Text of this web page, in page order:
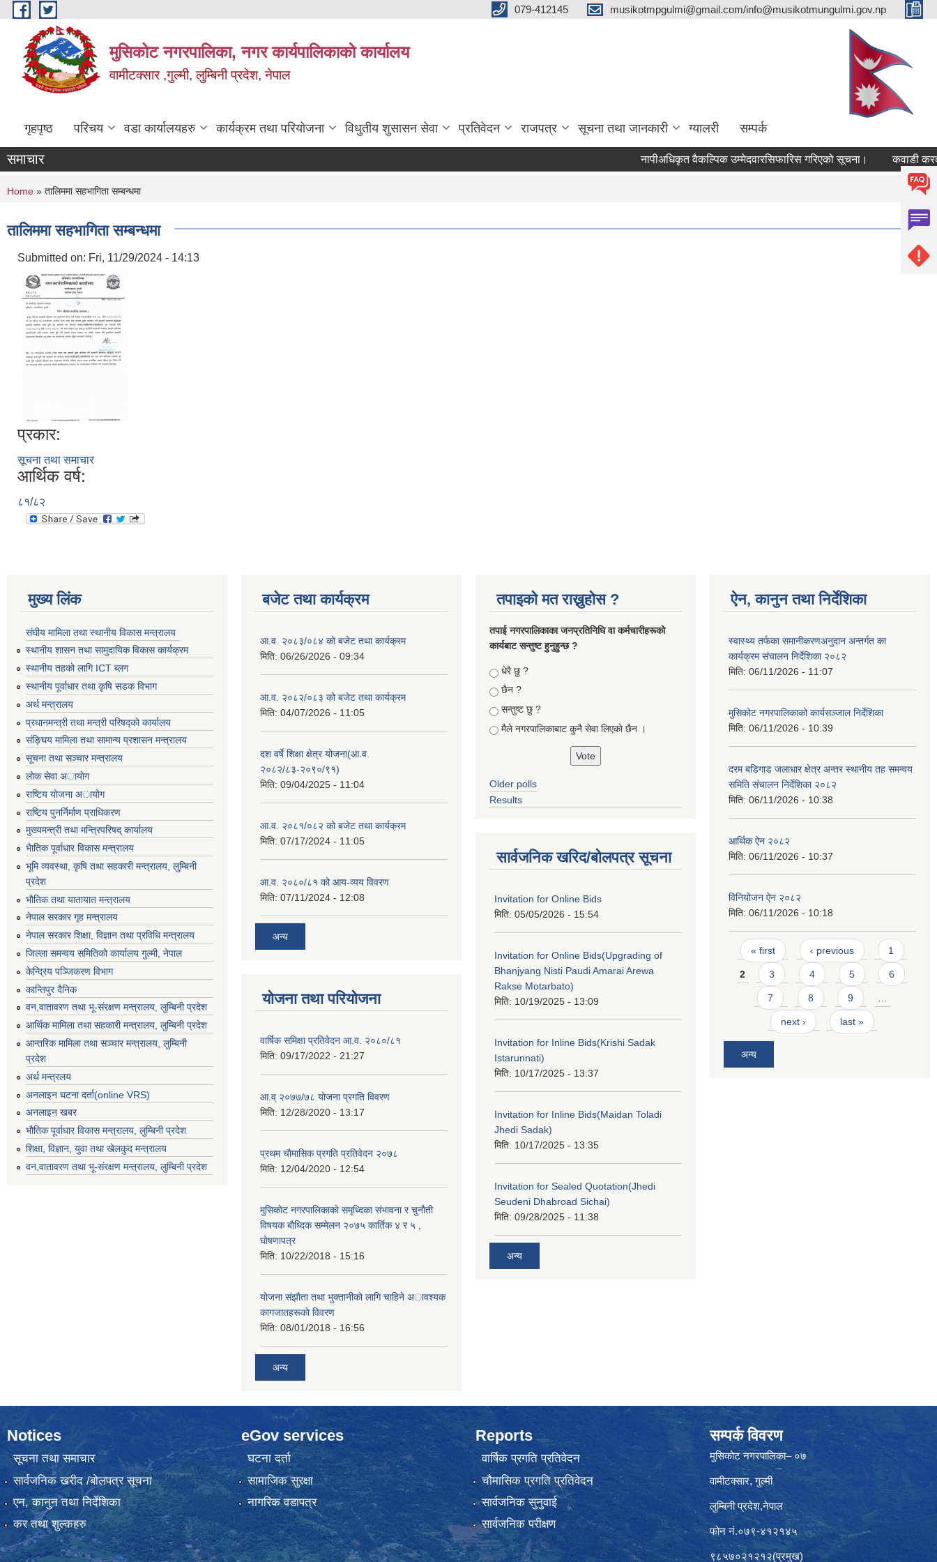
Skip to main content 079-412145 musikotmpgulmi@gmail.com/info@musikotmungulmi.gov.np
मुसिकोट नगरपालिका, नगर कार्यपालिकाकाे कार्यालय
वामीटक्सार ,गुल्मी, लुम्बिनी प्रदेश, नेपाल
गृहपृष्ठ परिचय वडा कार्यालयहरु कार्यक्रम तथा परियोजना विधुतीय शुसासन सेवा प्रतिवेदन राजपत्र सूचना तथा जानकारी ग्यालरी सम्पर्क
समाचार नापीअधिकृत वैकल्पिक उम्मेदवारसिफारिस गरिएको सूचना। कवाडी करको
You are here
Home » तालिममा सहभागिता सम्बन्धमा
तालिममा सहभागिता सम्बन्धमा
Submitted on: Fri, 11/29/2024 - 14:13
प्रकार:
सूचना तथा समाचार
आर्थिक वर्ष:
८१/८२
मुख्य लिंक
संघीय मामिला तथा स्थानीय विकास मन्त्रालय
स्थानीय शासन तथा सामुदायिक विकास कार्यक्रम
स्थानीय तहको लागि ICT ब्लग
स्थानीय पूर्वाधार तथा कृषि सडक विभाग
अर्थ मन्त्रालय
प्रधानमन्त्री तथा मन्त्री परिषद्काे कार्यालय
संङ्घिय मामिला तथा सामान्य प्रशासन मन्त्रालय
सूचना तथा सञ्चार मन्त्रालय
लाेक सेवा अायाेग
राष्टिय याेजना अायाेग
राष्टिय पुनर्निर्माण प्राधिकरण
मुख्यमन्त्री तथा मन्त्रिपरिषद् कार्यालय
भैातिक पूर्वाधार विकास मन्त्रालय
भूमि व्यवस्था, कृषि तथा सहकारी मन्त्रालय, लु्म्बिनी
प्रदेश
भाैतिक तथा यातायात मन्त्रालय
नेपाल सरकार गृह मन्त्रालय
नेपाल सरकार शिक्षा, विज्ञान तथा प्रविधि मन्त्रालय
जिल्ला समन्वय समितिको कार्यालय गुल्मी, नेपाल
केन्द्रिय पञ्जिकरण विभाग
कान्तिपुर दैनिक
वन,वातावरण तथा भू-संरक्षण मन्त्रालय, लुम्बिनी प्रदेश
आर्थिक मामिला तथा सहकारी मन्त्रालय, लुम्बिनी प्रदेश
आन्तरिक मामिला तथा सञ्चार मन्त्रालय, लुम्बिनी
प्रदेश
अर्थ मन्त्रलय
अनलाइन घटना दर्ता(online VRS)
अनलाइन खबर
भौतिक पूर्वाधार विकास मन्त्रालय, लुम्बिनी प्रदेश
शिक्षा, विज्ञान, युवा तथा खेलकुद मन्‍‍त्रालय
वन,वातावरण तथा भू-संरक्षण मन्त्रालय, लुम्बिनी प्रदेश
बजेट तथा कार्यक्रम
आ.व. २०८३/०८४ को बजेट तथा कार्यक्रम
मिति: 06/26/2026 - 09:34
आ.व. २०८२/०८३ को बजेट तथा कार्यक्रम
मिति: 04/07/2026 - 11:05
दश वर्षे शिक्षा क्षेत्र योजना(आ.व.
२०८२/८३-२०९०/९१)
मिति: 09/04/2025 - 11:04
आ.व. २०८१/०८२ को बजेट तथा कार्यक्रम
मिति: 07/17/2024 - 11:05
आ.व. २०८०/८१ को आय-व्यय विवरण
मिति: 07/11/2024 - 12:08
अन्य
योजना तथा परियोजना
वार्षिक समिक्षा प्रतिवेदन आ.व. २०८०/८१
मिति: 09/17/2022 - 21:27
आ.व् २०७७/७८ योजना प्रगति विवरण
मिति: 12/28/2020 - 13:17
प्रथम चाैमासिक प्रगति प्रतिवेदन २०७८
मिति: 12/04/2020 - 12:54
मुसिकाेट नगरपालिकाकाे समृध्दिका संभावना र चुनाैती
विषयक बाैध्दिक सम्मेलन २०७५ कार्तिक ४ र ५ ,
घाेषणापत्र
मिति: 10/22/2018 - 15:16
याेजना संझाैता तथा भुक्तानीकाे लागि चाहिने अावश्यक
कागजातहरूकाे विवरण
मिति: 08/01/2018 - 16:56
अन्य
तपाइको मत राख्नुहोस ?
तपा‌ई नगरपालिकाका जनप्रतिनिधि वा कर्मचारीहरूकाे
कार्यबाट सन्तुष्ट हुनुहुन्छ ?
Choices
धेरै छु ?
छैन ?
सन्तुष्ट छु ?
मैले नगरपालिकाबाट कुनै सेवा लिएकाे छैन ।
Older polls
Results
सार्वजनिक खरिद/बोलपत्र सूचना
Invitation for Online Bids
मिति: 05/05/2026 - 15:54
Invitation for Online Bids(Upgrading of
Bhanjyang Nisti Paudi Amarai Arewa
Rakse Motarbato)
मिति: 10/19/2025 - 13:09
Invitation for Inline Bids(Krishi Sadak
Istarunnati)
मिति: 10/17/2025 - 13:37
Invitation for Inline Bids(Maidan Toladi
Jhedi Sadak)
मिति: 10/17/2025 - 13:35
Invitation for Sealed Quotation(Jhedi
Seudeni Dhabroad Sichai)
मिति: 09/28/2025 - 11:38
अन्य
ऐन, कानुन तथा निर्देशिका
स्वास्थ्य तर्फका समानीकरणअनुदान अन्तर्गत का
कार्यक्रम संचालन निर्देशिका २०८२
मिति: 06/11/2026 - 11:07
मुसिकोट नगरपालिकाको कार्यसञ्जाल निर्देशिका
मिति: 06/11/2026 - 10:39
दरम बडिगाड जलाधार क्षेत्र अन्तर स्थानीय तह समन्वय
समिति संचालन निर्देशिका २०८२
मिति: 06/11/2026 - 10:38
आर्थिक ऐन २०८२
मिति: 06/11/2026 - 10:37
विनियोजन ऐन २०८२
मिति: 06/11/2026 - 10:18
Pages
« first ‹ previous 1
2 3 4 5 6
7 8 9 …
next › last »
अन्य
Notices
सूचना तथा समाचार
सार्वजनिक खरीद /बोलपत्र सूचना
एन, कानुन तथा निर्देशिका
कर तथा शुल्कहरु
eGov services
घटना दर्ता
सामाजिक सुरक्षा
नागरिक वडापत्र
Reports
वार्षिक प्रगति प्रतिवेदन
चौमासिक प्रगति प्रतिवेदन
सार्वजनिक सुनुवाई
सार्वजनिक परीक्षण
सम्पर्क विवरण
मुसिकोट नगरपालिका– ०७
वामीटक्सार, गुल्मी
लुम्बिनी प्रदेश,नेपाल
फोन नं.०७९-४१२१४५
९८५७०२१२१२(प्रमुख)